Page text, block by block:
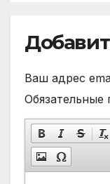
Ваш адрес
Обязательные